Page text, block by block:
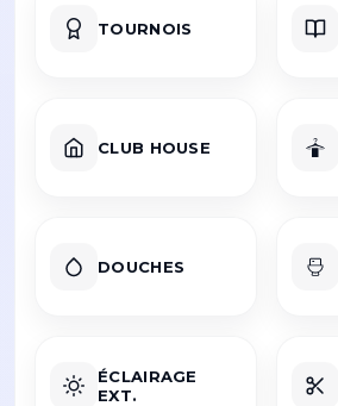
TOURNOIS
CLUB HOUSE
DOUCHES
ÉCLAIRAGE
EXT.